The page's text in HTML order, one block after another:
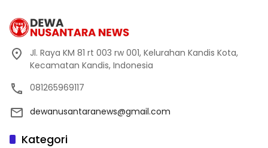
Jl. Raya KM 81 rt 003 rw 001, Kelurahan Kandis Kota,
Kecamatan Kandis, Indonesia
081265969117
dewanusantaranews@gmail.com
Kategori